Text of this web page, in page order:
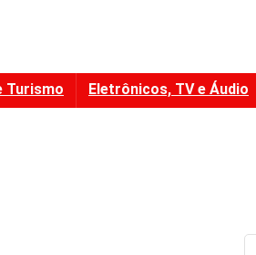
Turismo Eletrônicos, TV e Áudio